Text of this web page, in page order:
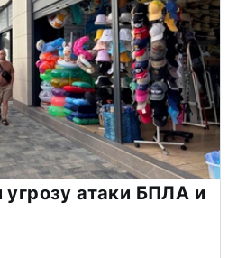
атаки БПЛА и